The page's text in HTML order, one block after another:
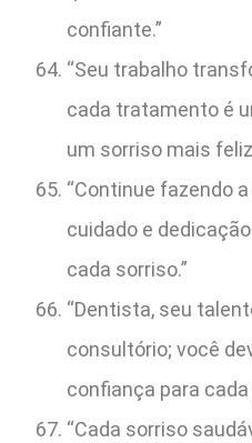
confiante.”
“Seu trabalho
cada tratamento é
um sorriso mais
“Continue fazendo
cuidado e
cada sorriso.”
“Dentista, seu
consultório; você
confiança para cada
“Cada sorriso